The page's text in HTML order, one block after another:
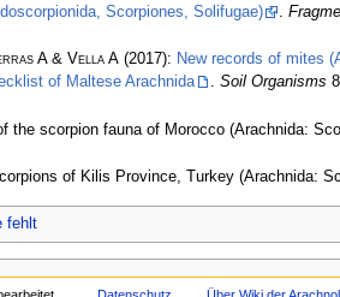
Scorpiones, Solifugae)
.
A & Vella A(2017): New records of mites
of Maltese Arachnida
. Soil Organisms
the scorpion fauna of Morocco (Arachnida:
of Kilis Province, Turkey (Arachnida:
fehlt